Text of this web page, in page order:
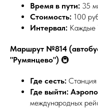
Время в пути: 35
Стоимость: 100
Интервал: Каждые
Маршрут №814
"Румянцево") 🚇
Где сесть:
Где выйти:
международных